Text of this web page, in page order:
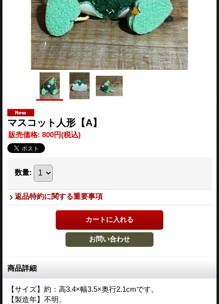
マスコット人形【A】
販売価格: 800円(税込)
数量:
返品特約に関する重要事項
商品詳細
【サイズ】約：高3.4×幅3.5×奥行2.1cmです。
【製造年】不明。